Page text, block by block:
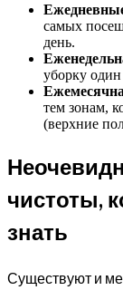
самых
день.
уборку
тем зонам,
(верхние
чистоты,
знать
Существуют и